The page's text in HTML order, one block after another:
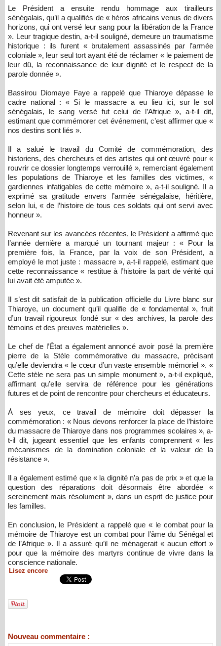
Le Président a ensuite rendu hommage aux tirailleurs
sénégalais, qu’il a qualifiés de « héros africains venus de divers
horizons, qui ont versé leur sang pour la libération de la France
». Leur tragique destin, a-t-il souligné, demeure un traumatisme
historique : ils furent « brutalement assassinés par l’armée
coloniale », leur seul tort ayant été de réclamer « le paiement de
leur dû, la reconnaissance de leur dignité et le respect de la
parole donnée ».
Bassirou Diomaye Faye a rappelé que Thiaroye dépasse le
cadre national : « Si le massacre a eu lieu ici, sur le sol
sénégalais, le sang versé fut celui de l’Afrique », a-t-il dit,
estimant que commémorer cet événement, c’est affirmer que «
nos destins sont liés ».
Il a salué le travail du Comité de commémoration, des
historiens, des chercheurs et des artistes qui ont œuvré pour «
rouvrir ce dossier longtemps verrouillé », remerciant également
les populations de Thiaroye et les familles des victimes, «
gardiennes infatigables de cette mémoire », a-t-il souligné. Il a
exprimé sa gratitude envers l’armée sénégalaise, héritière,
selon lui, « de l’histoire de tous ces soldats qui ont servi avec
honneur ».
Revenant sur les avancées récentes, le Président a affirmé que
l’année dernière a marqué un tournant majeur : « Pour la
première fois, la France, par la voix de son Président, a
employé le mot juste : massacre », a-t-il rappelé, estimant que
cette reconnaissance « restitue à l’histoire la part de vérité qui
lui avait été amputée ».
Il s’est dit satisfait de la publication officielle du Livre blanc sur
Thiaroye, un document qu’il qualifie de « fondamental », fruit
d’un travail rigoureux fondé sur « des archives, la parole des
témoins et des preuves matérielles ».
Le chef de l’État a également annoncé avoir posé la première
pierre de la Stèle commémorative du massacre, précisant
qu’elle deviendra « le cœur d’un vaste ensemble mémoriel ». «
Cette stèle ne sera pas un simple monument », a-t-il expliqué,
affirmant qu’elle servira de référence pour les générations
futures et de point de rencontre pour chercheurs et éducateurs.
À ses yeux, ce travail de mémoire doit dépasser la
commémoration : « Nous devons renforcer la place de l’histoire
du massacre de Thiaroye dans nos programmes scolaires », a-
t-il dit, jugeant essentiel que les enfants comprennent « les
mécanismes de la domination coloniale et la valeur de la
résistance ».
Il a également estimé que « la dignité n’a pas de prix » et que la
question des réparations doit désormais être abordée «
sereinement mais résolument », dans un esprit de justice pour
les familles.
En conclusion, le Président a rappelé que « le combat pour la
mémoire de Thiaroye est un combat pour l’âme du Sénégal et
de l’Afrique ». Il a assuré qu’il ne ménagerait « aucun effort »
pour que la mémoire des martyrs continue de vivre dans la
conscience nationale.
Lisez encore
Nouveau commentaire :